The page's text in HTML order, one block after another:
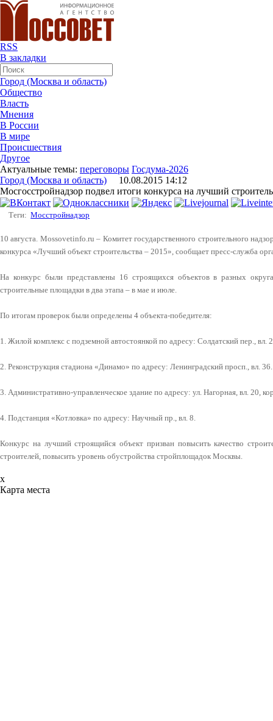
RSS
В закладки
Город (Москва и область)
Общество
Власть
Мнения
В России
В мире
Происшествия
Другое
Актуальные темы: переговоры Госдума-2026
Город (Москва и область) 10.08.2015 14:12
Мосгосстройнадзор подвел итоги конкурса на лучший
Теги: Мосстройнадзор
10 августа. Mossovetinfo.ru – Комитет государственного строительного
конкурса «Лучший объект строительства – 2015», сообщает пресс-служба
На конкурс были представлены 16 строящихся объектов в разных
строительные площадки в два этапа – в мае и июле.
По итогам проверок были определены 4 объекта-победителя:
1. Жилой комплекс с подземной автостоянкой по адресу: Солдатский пер., вл.
2. Реконструкция стадиона «Динамо» по адресу: Ленинградский просп., вл.
3. Административно-управленческое здание по адресу: ул. Нагорная, вл. 20,
4. Подстанция «Котловка» по адресу: Научный пр., вл. 8.
Конкурс на лучший строящийся объект призван повысить качество
строителей, повысить уровень обустройства стройплощадок Москвы.
x
Карта места